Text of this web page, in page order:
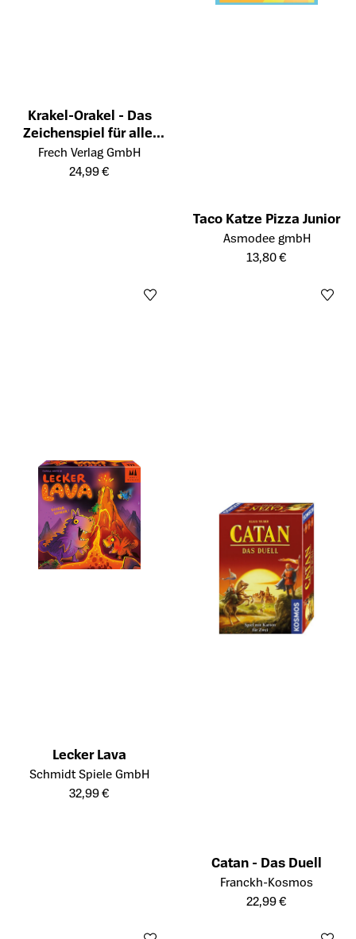
Krakel-Orakel - Das
Zeichenspiel für alle,
die nicht zeichnen
können. Nominiert zum
Öffnet die Detailseite des Produkts
Frech Verlag GmbH
24,99 €
Taco Katze Pizza Junior
Öffnet die Detailseite des
Asmodee gmbH
13,80 €
Lecker Lava
Öffnet die Detailseite des Produkts
Schmidt Spiele GmbH
32,99 €
Catan - Das Duell
Öffnet die Detailseite des
Franckh-Kosmos
22,99 €